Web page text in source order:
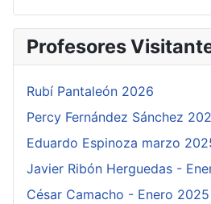
Profesores
Rubí Pantaleón 2026
Percy Fernández Sánchez
Eduardo Espinoza marzo
Javier Ribón Herguedas -
César Camacho - Enero 2025